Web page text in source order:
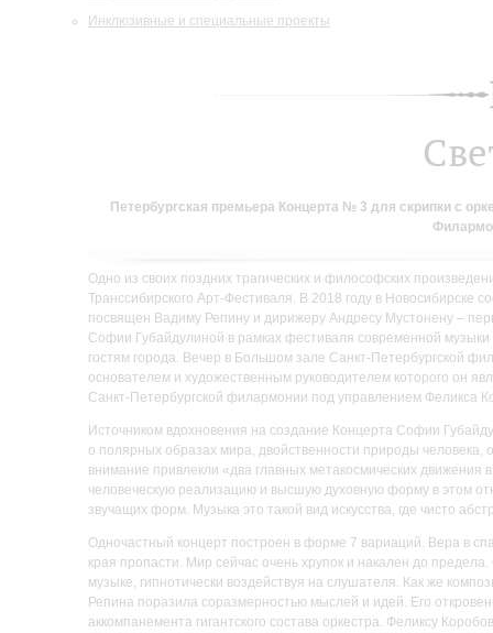
Инклюзивные и специальные проекты
Петербургская премьера Концерта № 3 для скрипки с
Одно из своих поздних трагических и философских
Транссибирского Арт-Фестиваля. В 2018 году в Новосибирске
посвящен Вадиму Репину и дирижеру Андресу Мустонену –
Софии Губайдулиной в рамках фестиваля современной
гостям города. Вечер в Большом зале Санкт-Петербургской
основателем и художественным руководителем которого он
Санкт-Петербургской филармонии под управлением Феликса
Источником вдохновения на создание Концерта Софии
о полярных образах мира, двойственности природы
внимание привлекли «два главных метакосмических
человеческую реализацию и высшую духовную форму в этом
звучащих форм. Музыка это такой вид искусства, где чисто
Одночастный концерт построен в форме 7 вариаций. Вера в
края пропасти. Мир сейчас очень хрупок и накален до
музыке, гипнотически воздействуя на слушателя. Как же
Репина поразила соразмерностью мыслей и идей. Его
аккомпанемента гигантского состава оркестра. Феликсу